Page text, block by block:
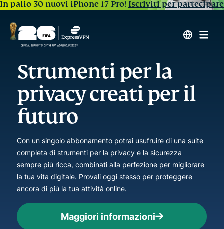
In palio 30 nuovi iPhone 17 Pro! Iscriviti per partecipare
Strumenti per la
privacy creati per il
futuro
Con un singolo abbonamento potrai usufruire di una suite
completa di strumenti per la privacy e la sicurezza
sempre più ricca, combinati alla perfezione per migliorare
la tua vita digitale. Provali oggi stesso per proteggere
ancora di più la tua attività online.
Maggiori informazioni